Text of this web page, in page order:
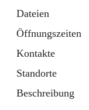
Dateien
Öffnungszeiten
Kontakte
Standorte
Beschreibung